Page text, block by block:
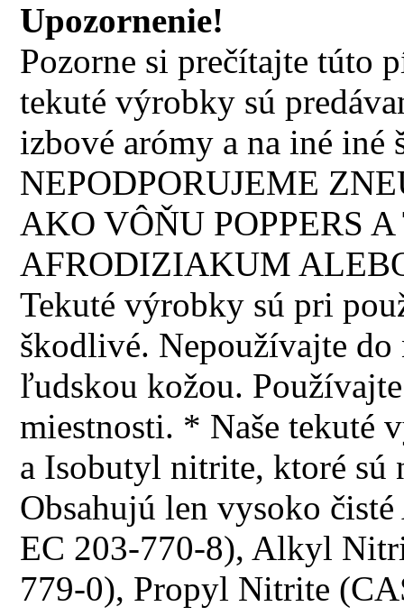
Upozornenie!
Pozorne si prečítajte túto
tekuté výrobky sú
izbové arómy a na iné iné
NEPODPORUJEME
AKO VÔŇU POPPERS
AFRODIZIAKUM
Tekuté výrobky sú pri
škodlivé. Nepoužívajte
ľudskou kožou.
miestnosti. * Naše tekuté
a Isobutyl nitrite, ktoré sú
Obsahujú len vysoko
EC 203-770-8), Alkyl
779-0), Propyl Nitrite